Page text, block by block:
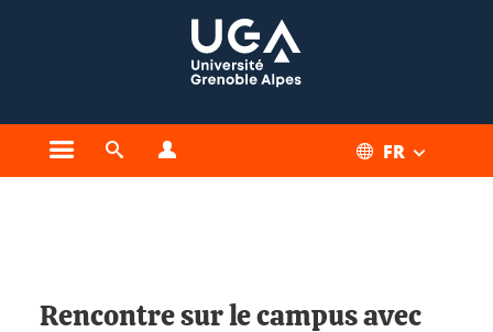
Ouvrir le menu principal
Ouvrir le moteur de recherche FR
Rencontre sur le campus avec